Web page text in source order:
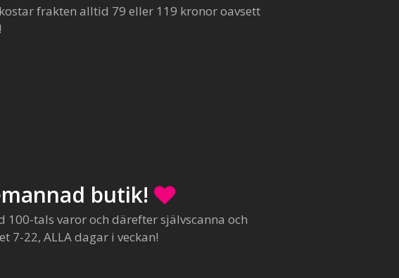
frakten alltid 79 eller 119 kronor oavsett
butik!
tals varor och därefter självscanna och
7-22, ALLA dagar i veckan!